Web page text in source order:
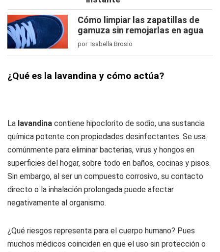
Cómo limpiar las zapatillas de
gamuza sin remojarlas en agua
por Isabella Brosio
¿Qué es la lavandina y cómo actúa?
La lavandina contiene hipoclorito de sodio, una sustancia
química potente con propiedades desinfectantes. Se usa
comúnmente para eliminar bacterias, virus y hongos en
superficies del hogar, sobre todo en baños, cocinas y pisos.
Sin embargo, al ser un compuesto corrosivo, su contacto
directo o la inhalación prolongada puede afectar
negativamente al organismo.
¿Qué riesgos representa para el cuerpo humano? Pues
muchos médicos coinciden en que el uso sin protección o